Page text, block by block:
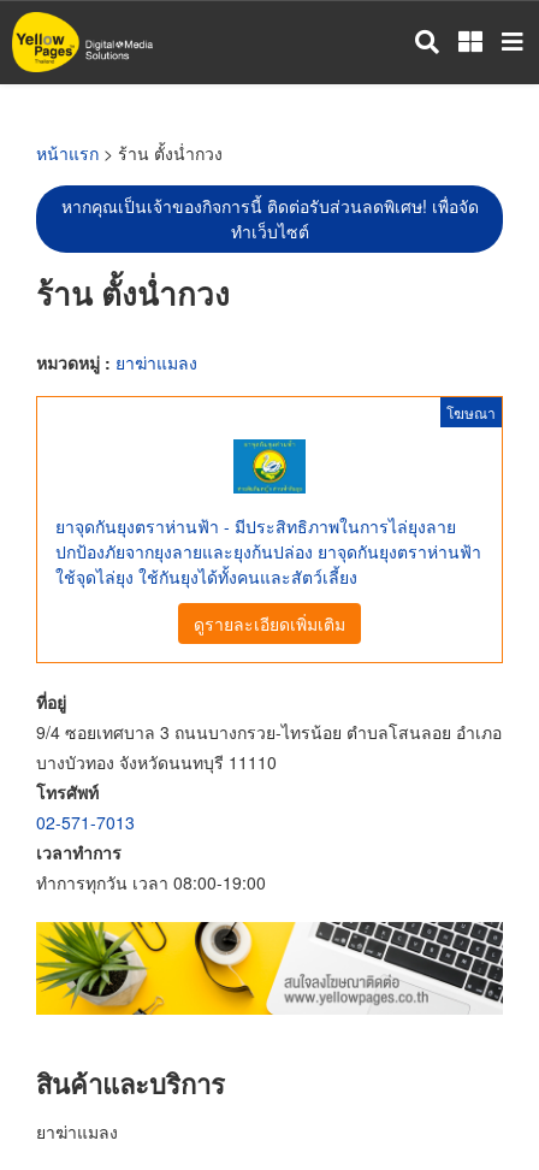
ข้าม
ไป
หน้าแรก > ร้าน ตั้งน่ำกวง
หากคุณเป็นเจ้าของกิจการนี้ ติดต่อรับส่วนลดพิเศษ! เพื่อจัด
ทำเว็บไซต์
ร้าน ตั้งน่ำกวง
หมวดหมู่ : ยาฆ่าแมลง
โฆษณา
ยาจุดกันยุงตราห่านฟ้า - มีประสิทธิภาพในการไล่ยุงลาย
ปกป้องภัยจากยุงลายและยุงก้นปล่อง ยาจุดกันยุงตราห่านฟ้า
ใช้จุดไล่ยุง ใช้กันยุงได้ทั้งคนและสัตว์เลี้ยง
ดูรายละเอียดเพิ่มเติม
ที่อยู่
9/4 ซอยเทศบาล 3 ถนนบางกรวย-ไทรน้อย ตำบลโสนลอย อำเภอ
บางบัวทอง จังหวัดนนทบุรี 11110
โทรศัพท์
02-571-7013
เวลาทำการ
ทำการทุกวัน เวลา 08:00-19:00
สินค้าและบริการ
ยาฆ่าแมลง